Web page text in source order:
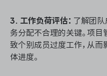
3. 工作负荷评估： 了解团
务分配不合理的关键。项
致个别成员过度工作，从
体进度。